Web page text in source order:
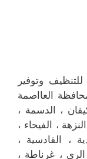
وتوفير
العااصمة
، الدسمة ،
، الفيحاء ،
، القادسية ،
، غرناطة ،